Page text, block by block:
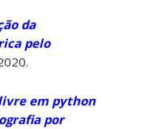
da
pelo
em python
por